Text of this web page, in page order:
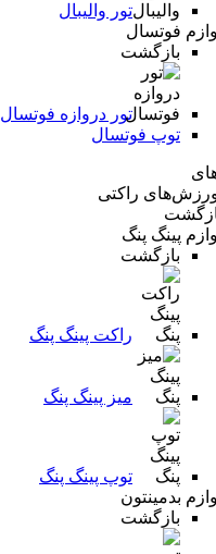
تور والیبال
فوتسال
بازگشت
تور دروازه فوتسال
توپ فوتسال
راکتی
پینگ پنگ
بازگشت
راکت پینگ پنگ
میز پینگ پنگ
توپ پینگ پنگ
بدمینتون
بازگشت